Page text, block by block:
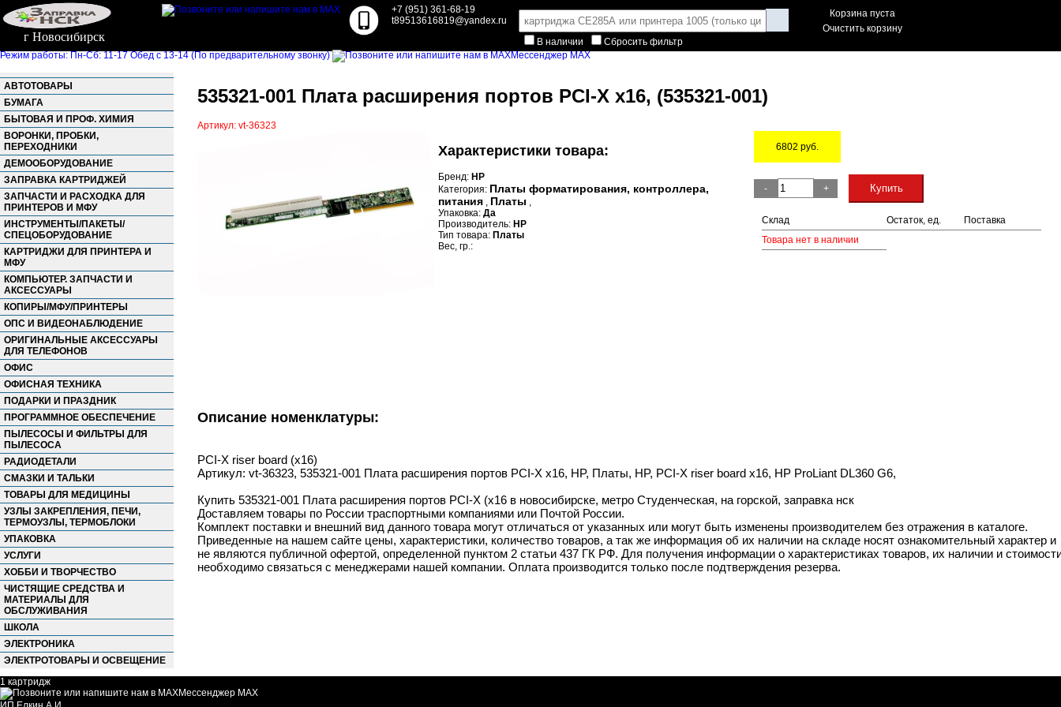
г Новосибирск
+7 (951) 361-68-19
t89513616819@yandex.ru
В наличии
Сбросить фильтр
Корзина пуста
Очистить корзину
Режим работы: Пн-Сб: 11-17 Обед с 13-14 (По предварительному звонку) Мессенджер MAX
АВТОТОВАРЫ
БУМАГА
БЫТОВАЯ И ПРОФ. ХИМИЯ
ВОРОНКИ, ПРОБКИ,
ПЕРЕХОДНИКИ
ДЕМООБОРУДОВАНИЕ
ЗАПРАВКА КАРТРИДЖЕЙ
ЗАПЧАСТИ И РАСХОДКА ДЛЯ
ПРИНТЕРОВ И МФУ
ИНСТРУМЕНТЫ/ПАКЕТЫ/
СПЕЦОБОРУДОВАНИЕ
КАРТРИДЖИ ДЛЯ ПРИНТЕРА И
МФУ
КОМПЬЮТЕР. ЗАПЧАСТИ И
АКСЕССУАРЫ
КОПИРЫ/МФУ/ПРИНТЕРЫ
ОПС И ВИДЕОНАБЛЮДЕНИЕ
ОРИГИНАЛЬНЫЕ АКСЕССУАРЫ
ДЛЯ ТЕЛЕФОНОВ
ОФИС
ОФИСНАЯ ТЕХНИКА
ПОДАРКИ И ПРАЗДНИК
ПРОГРАММНОЕ ОБЕСПЕЧЕНИЕ
ПЫЛЕСОСЫ И ФИЛЬТРЫ ДЛЯ
ПЫЛЕСОСА
РАДИОДЕТАЛИ
СМАЗКИ И ТАЛЬКИ
ТОВАРЫ ДЛЯ МЕДИЦИНЫ
УЗЛЫ ЗАКРЕПЛЕНИЯ, ПЕЧИ,
ТЕРМОУЗЛЫ, ТЕРМОБЛОКИ
УПАКОВКА
УСЛУГИ
ХОББИ И ТВОРЧЕСТВО
ЧИСТЯЩИЕ СРЕДСТВА И
МАТЕРИАЛЫ ДЛЯ
ОБСЛУЖИВАНИЯ
ШКОЛА
ЭЛЕКТРОНИКА
ЭЛЕКТРОТОВАРЫ И ОСВЕЩЕНИЕ
535321-001 Плата расширения портов PCI-X x16, (535321-001)
Артикул: vt-36323
Характеристики товара:
Бренд: HP
Категория: Платы форматирования, контроллера,
питания , Платы ,
Упаковка: Да
Производитель: HP
Тип товара: Платы
Вес, гр.:
6802 руб.
-
+ Купить
Склад Остаток, ед.
Поставка
Товара нет в наличии
Описание номенклатуры:
PCI-X riser board (x16)
Артикул: vt-36323, 535321-001 Плата расширения портов PCI-X x16, HP, Платы, HP, PCI-X riser board x16, HP ProLiant DL360 G6,
Купить 535321-001 Плата расширения портов PCI-X (x16 в новосибирске, метро Студенческая, на горской, заправка нск
Доставляем товары по России траспортными компаниями или Почтой России.
Комплект поставки и внешний вид данного товара могут отличаться от указанных или могут быть изменены производителем без отражения в каталоге.
Приведенные на нашем сайте цены, характеристики, количество товаров, а так же информация об их наличии на складе носят ознакомительный характер и
не являются публичной офертой, определенной пунктом 2 статьи 437 ГК РФ. Для получения информации о характеристиках товаров, их наличии и
необходимо связаться с менеджерами нашей компании. Оплата производится только после подтверждения резерва.
1 картридж
Мессенджер MAX